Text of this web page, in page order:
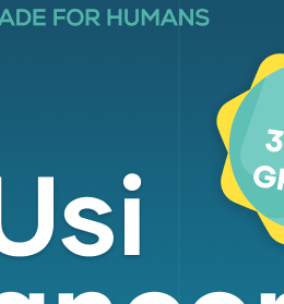
anche il dibattito su
osservato – devono
ha ribadito la necessità
come la diffusione
i dati non sono ancora
delle attività svolte nel